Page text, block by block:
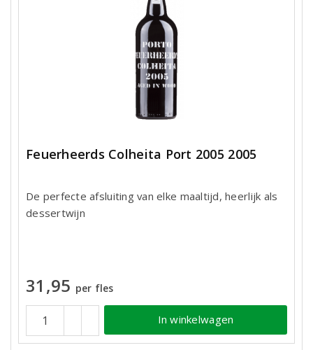
Feuerheerds Colheita Port 2005 2005
De perfecte afsluiting van elke maaltijd, heerlijk als
dessertwijn
31,95 per fles
In winkelwagen